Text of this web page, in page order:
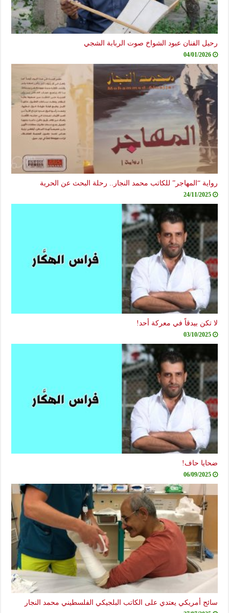
رحيل الفنان عبود الشواخ صوت الربابة الشجي
04/01/2026
رواية “المهاجر” للكاتب محمد النجار.. رحلة البحث عن الحرية
24/11/2025
لا تكن بيدقاً في معركة أحد!
03/10/2025
ضحايا حاف!
06/09/2025
سائح أمريكي يعتدي على الكاتب البلجيكي الفلسطيني محمد النجار